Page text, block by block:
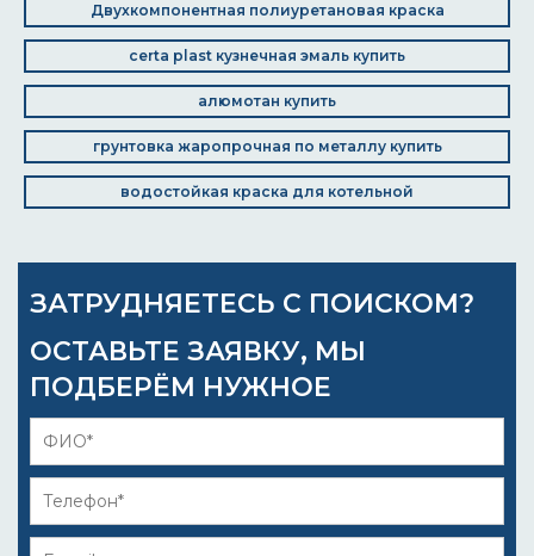
Двухкомпонентная полиуретановая краска
certa plast кузнечная эмаль купить
алюмотан купить
грунтовка жаропрочная по металлу купить
водостойкая краска для котельной
ЗАТРУДНЯЕТЕСЬ С ПОИСКОМ?
ОСТАВЬТЕ ЗАЯВКУ, МЫ
ПОДБЕРЁМ НУЖНОЕ